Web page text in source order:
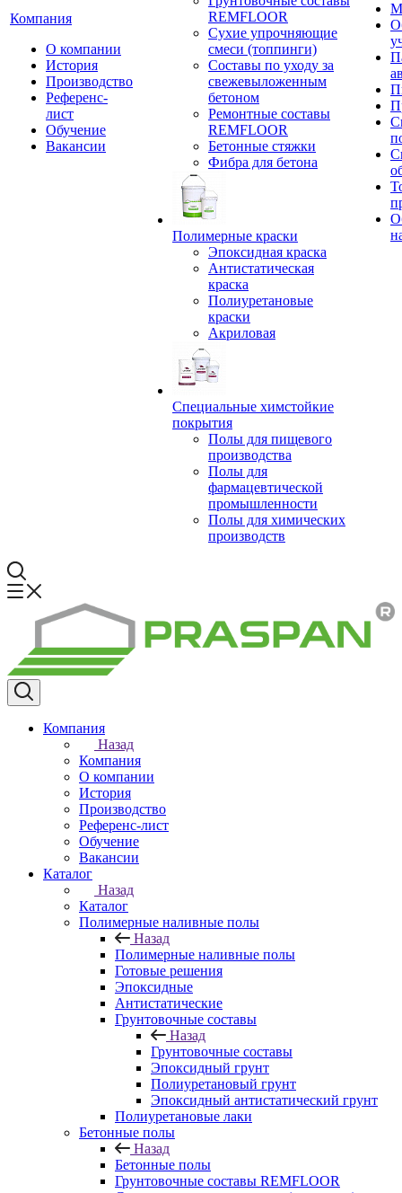
Компания
О компании
История
Производство
Референс-
лист
Обучение
Вакансии
REMFLOOR
Сухие упрочняющие
смеси (топпинги)
Составы по уходу за
свежевыложенным
бетоном
Ремонтные составы
REMFLOOR
Бетонные стяжки
Фибра для бетона
Полимерные краски
Эпоксидная краска
Антистатическая
краска
Полиуретановые
краски
Акриловая
Специальные химстойкие
покрытия
Полы для пищевого
производства
Полы для
фармацевтической
промышленности
Полы для химических
производств
Компания
Назад
Компания
О компании
История
Производство
Референс-лист
Обучение
Вакансии
Каталог
Назад
Каталог
Полимерные наливные полы
Назад
Полимерные наливные полы
Готовые решения
Эпоксидные
Антистатические
Грунтовочные составы
Назад
Грунтовочные составы
Эпоксидный грунт
Полиуретановый грунт
Эпоксидный антистатический грунт
Полиуретановые лаки
Бетонные полы
Назад
Бетонные полы
Грунтовочные составы REMFLOOR